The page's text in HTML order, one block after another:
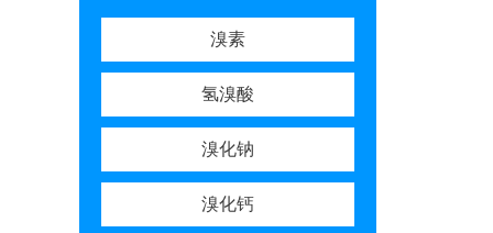
溴素
氢溴酸
溴化钠
溴化钙